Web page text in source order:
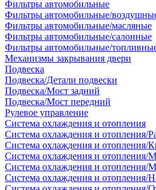
Фильтры автомобильные
Фильтры автомобильные/
Фильтры автомобильные/масляные
Фильтры автомобильные/салонные
Фильтры автомобильные/
Механизмы закрывания двери
Подвеска
Подвеска/Детали подвески
Подвеска/Мост задний
Подвеска/Мост передний
Рулевое управление
Система охлаждения и отопления
Система охлаждения и отопления/
Система охлаждения и отопления/
Система охлаждения и отопления/
Система охлаждения и отопления/
Система охлаждения и отопления/